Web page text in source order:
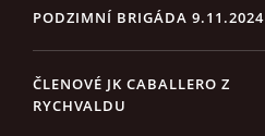
PODZIMNÍ BRIGÁDA 9.11.2024
ČLENOVÉ JK CABALLERO Z
RYCHVALDU